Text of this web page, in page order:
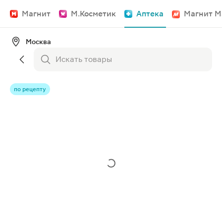
Магнит М.Косметик Аптека Магнит
Москва
по рецепту